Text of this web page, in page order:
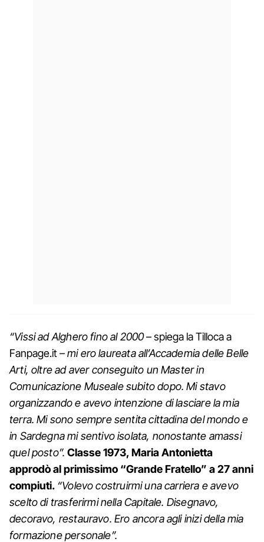
“Vissi ad Alghero fino al 2000– spiega la Tilloca a
Fanpage.it –mi ero laureata all’Accademia delle Belle
Arti, oltre ad aver conseguito un Master in
Comunicazione Museale subito dopo. Mi stavo
organizzando e avevo intenzione di lasciare la mia
terra. Mi sono sempre sentita cittadina del mondo e
in Sardegna mi sentivo isolata, nonostante amassi
quel posto”.Classe 1973, Maria Antonietta
approdò al primissimo “Grande Fratello” a 27 anni
compiuti. “Volevo costruirmi una carriera e avevo
scelto di trasferirmi nella Capitale. Disegnavo,
decoravo, restauravo. Ero ancora agli inizi della mia
formazione personale”.